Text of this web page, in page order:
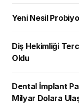
Yeni Nesil
Diş Hekimliği Tercih
Oldu
Dental İmplant
Milyar Dolara